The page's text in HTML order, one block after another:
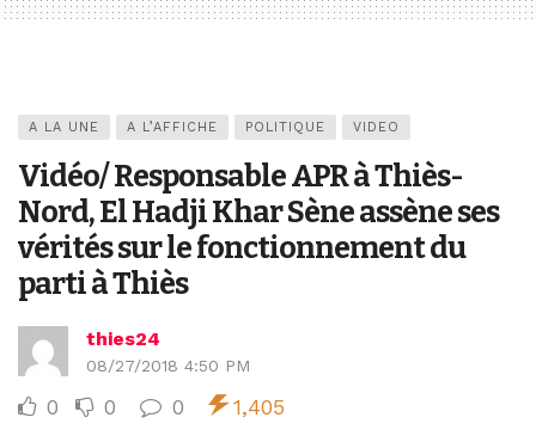
A LA UNE A L’AFFICHE POLITIQUE VIDEO
Vidéo/ Responsable APR à Thiès-
Nord, El Hadji Khar Sène assène ses
vérités sur le fonctionnement du
parti à Thiès
thies24
08/27/2018 4:50 PM
0 0 0 1,405